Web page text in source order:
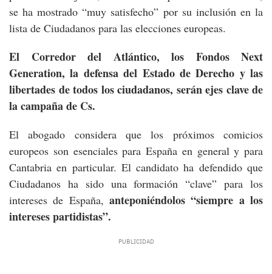
se ha mostrado “muy satisfecho” por su inclusión en la
lista de Ciudadanos para las elecciones europeas.
El Corredor del Atlántico, los Fondos Next
Generation, la defensa del Estado de Derecho y las
libertades de todos los ciudadanos, serán ejes clave de
la campaña de Cs.
El abogado considera que los próximos comicios
europeos son esenciales para España en general y para
Cantabria en particular. El candidato ha defendido que
Ciudadanos ha sido una formación “clave” para los
intereses de España, anteponiéndolos “siempre a los
intereses partidistas”.